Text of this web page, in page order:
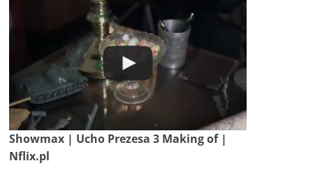
Showmax | Ucho Prezesa 3 Making of |
Nflix.pl